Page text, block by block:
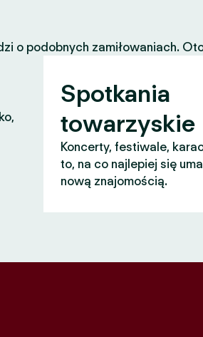
o podobnych zamiłowaniach.
Spotkania
towarzyskie
Koncerty, festiwale,
to, na co najlepiej się
nową znajomością.